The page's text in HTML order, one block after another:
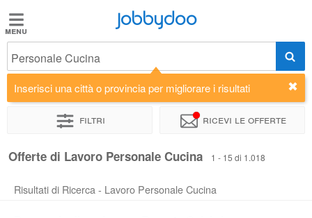
Jobbydoo
Offerte
di
lavoro
Elenco
Jobbydoo
Personale Cucina
Inserisci una città o provincia per migliorare i risultati
Filtri Ricevi le offerte
Offerte di Lavoro Personale Cucina 1 - 15 di 1.018
Risultati di Ricerca - Lavoro Personale Cucina